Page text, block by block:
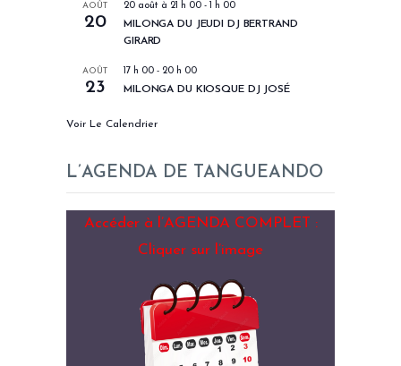
AOÛT
20
20 août à 21 h 00 - 1 h 00
MILONGA DU JEUDI DJ BERTRAND
GIRARD
AOÛT
23
17 h 00 - 20 h 00
MILONGA DU KIOSQUE DJ JOSÉ
Voir Le Calendrier
L’AGENDA DE TANGUEANDO
Accéder à l’AGENDA COMPLET :
Cliquer sur l’image